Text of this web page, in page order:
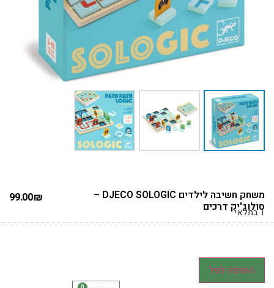
משחק חשיבה לילדים DJECO SOLOGIC –
סולוג'יק דרכים
99.00₪
1 במלאי
הוספה לסל